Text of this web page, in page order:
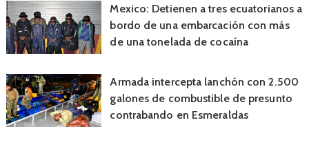
Mexico: Detienen a tres ecuatorianos a
bordo de una embarcación con más
de una tonelada de cocaína
Armada intercepta lanchón con 2.500
galones de combustible de presunto
contrabando en Esmeraldas